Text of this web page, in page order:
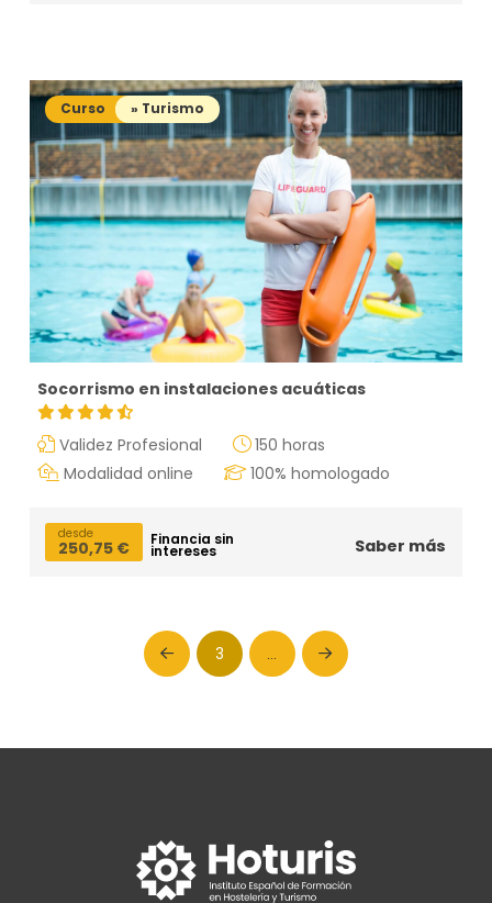
Curso » Turismo
Socorrismo en instalaciones acuáticas
Validez Profesional
150 horas
Modalidad online
100% homologado
desde
250,75 € Financia sin
intereses Saber más
Prev 3 Next